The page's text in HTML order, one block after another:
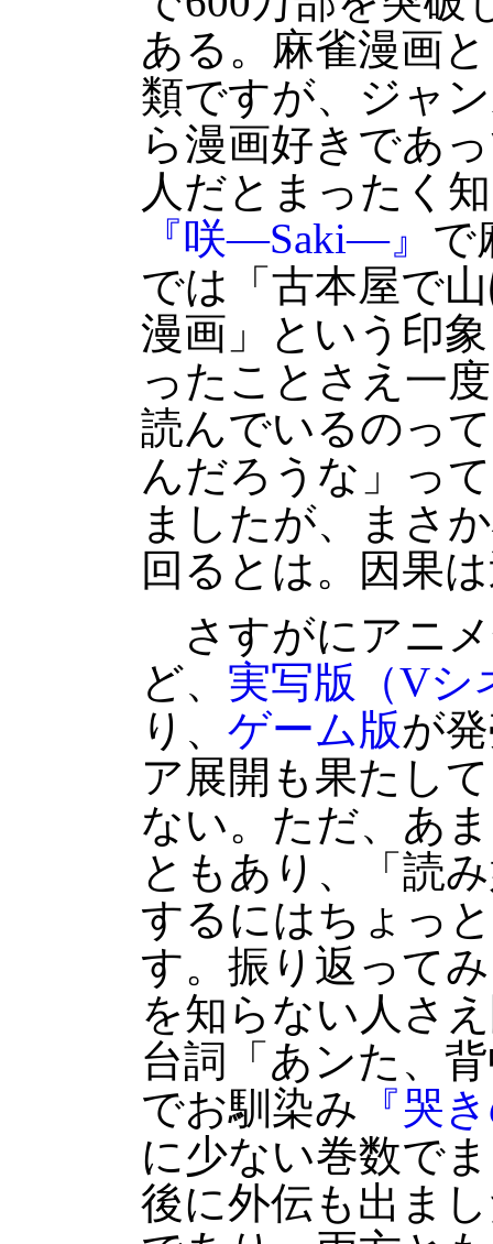
ある。麻雀漫画
類ですが、ジャ
ら漫画好きであ
人だとまったく
『咲―Saki―』 で
では「古本屋で
漫画」という印
ったことさえ一
読んでいるのっ
んだろうな」っ
ましたが、まさ
回るとは。因果
さすがにアニ
ど、 実写版（Vシ
り、 ゲーム版が
ア展開も果たし
ない。ただ、あ
ともあり、「読
するにはちょっ
す。振り返って
を知らない人さ
台詞「あンた、
でお馴染み 『哭
に少ない巻数で
後に外伝も出ま